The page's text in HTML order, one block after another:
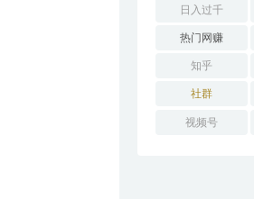
日入过千
热门网赚
知乎
社群
视频号